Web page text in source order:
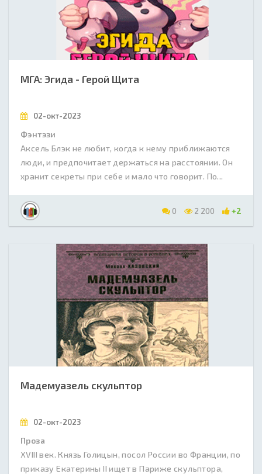
МГА: Эгида - Герой Щита
02-окт-2023
Фэнтэзи
Аксель Блэк не любит, когда к нему приближаются
люди, и предпочитает держаться на расстоянии. Он
хранит секреты при себе и мало что говорит. По...
0 2 200 +2
Мадемуазель скульптор
02-окт-2023
Проза
XVIII век. Князь Голицын, посол России во Франции, по
приказу Екатерины II ищет в Париже скульптора,